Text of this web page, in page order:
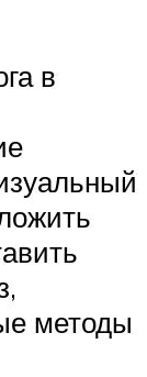
в
методы